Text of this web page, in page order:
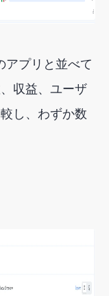
アプリと並べて
収益、ユーザ
し、わずか数